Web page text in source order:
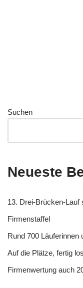
Suchen
Neueste
13. Drei-Brücken-Lauf
Firmenstaffel
Rund 700 Läuferinnen
Auf die Plätze, fertig
Firmenwertung auch